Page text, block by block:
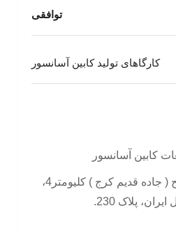
توافقی
کارگاهای تولید کابین آسانسور
کابین آسانسور
تهران، بزرگراه فتح ( جاده قدیم کرج ) کلیومتر4،
پلاک 230.